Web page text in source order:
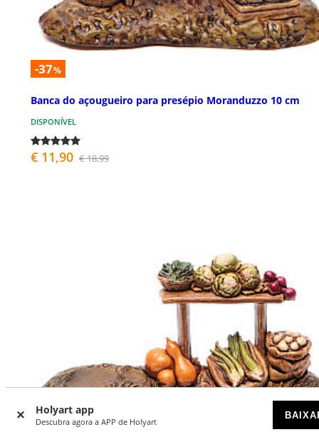
Holyart app
Descubra agora a APP de Holyart
-37%
Banca do açougueiro para presépio Moranduzzo 10 cm
DISPONÍVEL
€ 11,90 € 18,99